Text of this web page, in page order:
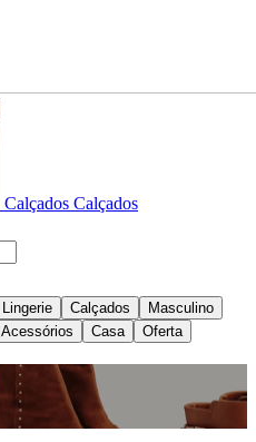
Calçados Calçados
Lingerie Calçados
Masculino
Acessórios Casa Oferta